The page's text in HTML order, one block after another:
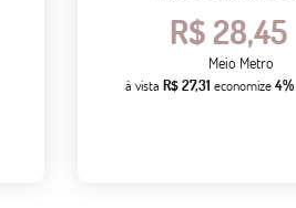
R$ 28,45
Meio Metro
à vista R$ 27,31 economize4%